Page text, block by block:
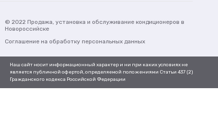
© 2022 Продажа, установка и обслуживание кондиционеров в
Новороссийске
Соглашение на обработку персональных данных
Наш сайт носит информационный характер и ни при каких условиях не
является публичной офертой, определяемой положениями Статьи 437 (2)
Гражданского кодекса Российской Федерации